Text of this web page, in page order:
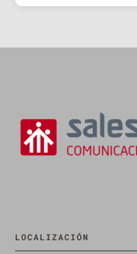
LOCALIZACIÓN